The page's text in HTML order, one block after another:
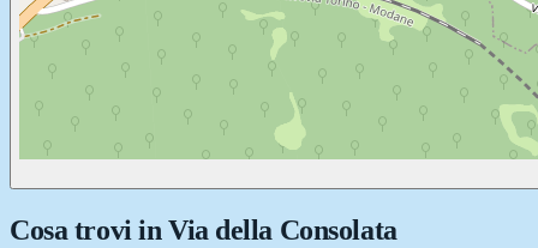
Cosa trovi in Via della Consolata